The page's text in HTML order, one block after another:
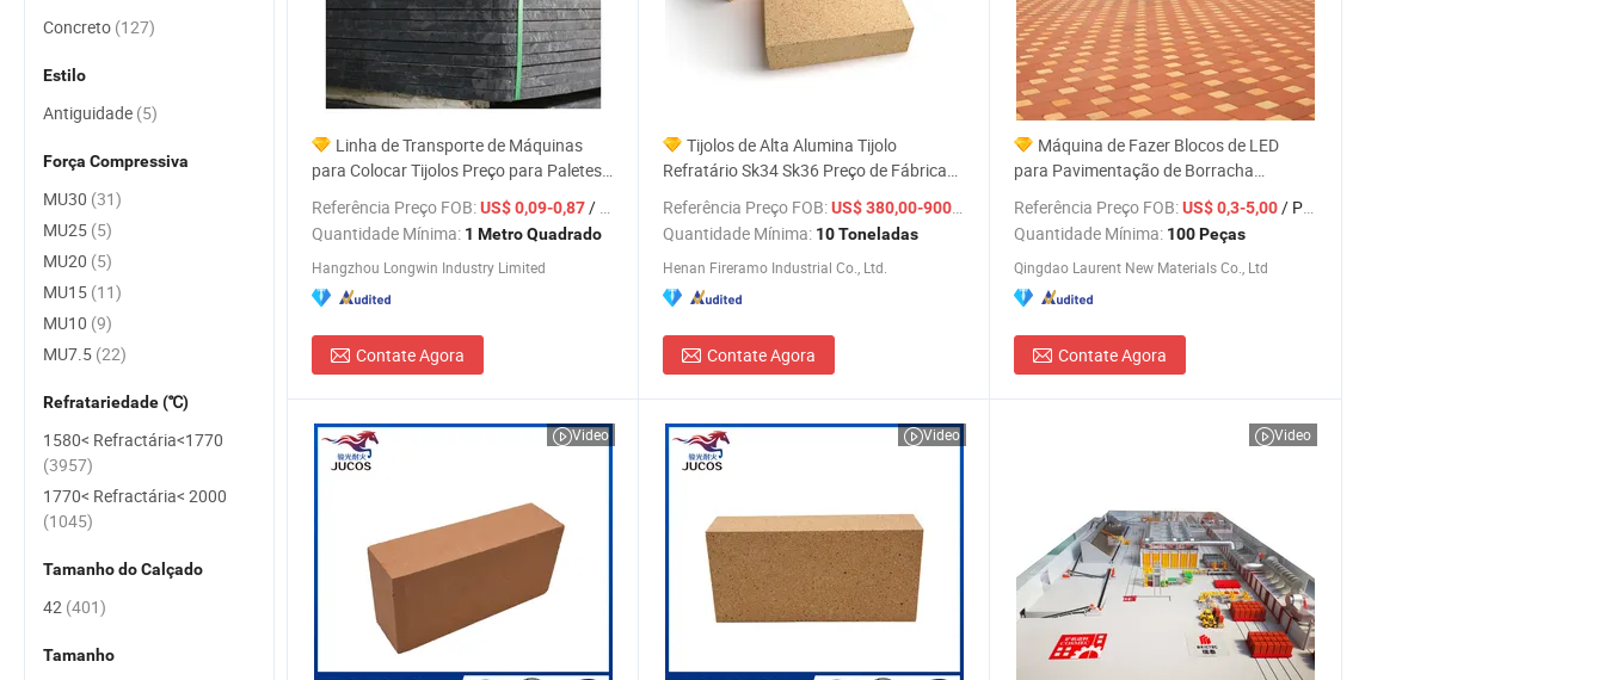
Linha de Transporte de Máquinas
para Colocar Tijolos Preço para Paletes
de Madeira Produção Industrial Qtm10-
15 Fazendo Bloco de Cimento de Ovo
Palete de Vôo
Referência Preço FOB:US$ 0,09-0,87/ Metro Quadrado
Quantidade Mínima: 1 Metro Quadrado
Hangzhou Longwin Industry Limited
Contate Agora
Tijolos de Alta Alumina Tijolo
Refratário Sk34 Sk36 Preço de Fábrica
Tijolos de Alta Alumina 80% Al2O3 Tijolos
para Fabricação de Aço
Referência Preço FOB:US$ 380,00-900,00
/ Tonelada
Quantidade Mínima: 10 Toneladas
Henan Fireramo Industrial Co., Ltd.
Contate Agora
Máquina de Fazer Blocos de LED
para Pavimentação de Borracha
Multicolorida, Bloco de Pedra Cinza para
Calçada, Tijolo de Argila Vermelha
Resistente ao Fogo, Tijolo de
Pavimentação com Boa Resistência a
Ácidos
Referência Preço FOB:US$ 0,3-5,00/ Peça
Quantidade Mínima: 100 Peças
Qingdao Laurent New Materials Co., Ltd
Contate Agora
Video Video Video
Concreto (127)
Estilo
Antiguidade (5)
Força Compressiva
MU30 (31)
MU25 (5)
MU20 (5)
MU15 (11)
MU10 (9)
MU7.5 (22)
Refratariedade (℃)
1580< Refractária<1770
(3957)
1770< Refractária< 2000
(1045)
Tamanho do Calçado
42 (401)
Tamanho